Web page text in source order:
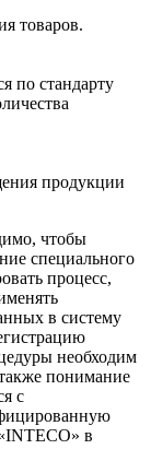
товаров.
по стандарту
продукции
чтобы
специального
процесс,
в систему
необходим
понимание
с
в